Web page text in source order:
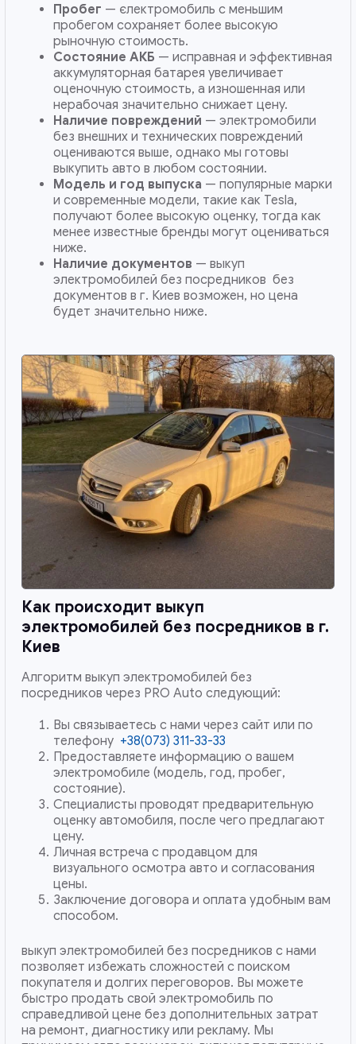
Пробег — єлектромобиль с меньшим
пробегом сохраняет более высокую
рыночную стоимость.
Состояние АКБ — исправная и эффективная
аккумуляторная батарея увеличивает
оценочную стоимость, а изношенная или
нерабочая значительно снижает цену.
Наличие повреждений — электромобили
без внешних и технических повреждений
оцениваются выше, однако мы готовы
выкупить авто в любом состоянии.
Модель и год выпуска — популярные марки
и современные модели, такие как Tesla,
получают более высокую оценку, тогда как
менее известные бренды могут оцениваться
ниже.
Наличие документов — выкуп
электромобилей без посредников без
документов в г. Киев возможен, но цена
будет значительно ниже.
Как происходит выкуп
электромобилей без посредников в г.
Киев
Алгоритм выкуп электромобилей без
посредников через PRO Auto следующий:
Вы связываетесь с нами через сайт или по
телефону +38(073) 311-33-33
Предоставляете информацию о вашем
электромобиле (модель, год, пробег,
состояние).
Специалисты проводят предварительную
оценку автомобиля, после чего предлагают
цену.
Личная встреча с продавцом для
визуального осмотра авто и согласования
цены.
Заключение договора и оплата удобным вам
способом.
выкуп электромобилей без посредников с нами
позволяет избежать сложностей с поиском
покупателя и долгих переговоров. Вы можете
быстро продать свой электромобиль по
справедливой цене без дополнительных затрат
на ремонт, диагностику или рекламу. Мы